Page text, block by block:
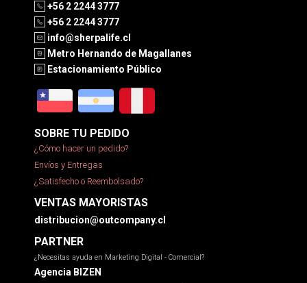
+56 2 2244 3777
+56 2 2244 3777
info@sherpalife.cl
Metro Hernando de Magallanes
Estacionamiento Público
SOBRE TU PEDIDO
¿Cómo hacer un pedido?
Envíos y Entregas
¿Satisfecho o Reembolsado?
VENTAS MAYORISTAS
distribucion@outcompany.cl
PARTNER
¿Necesitas ayuda en Marketing Digital - Comercial?
Agencia BIZEN